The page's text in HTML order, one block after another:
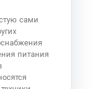
сами
питания